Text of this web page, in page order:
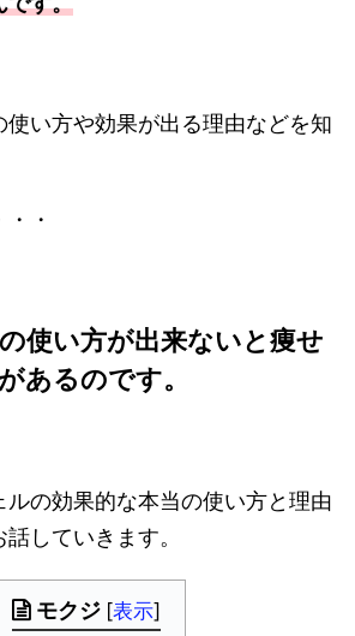
使い方や効果が出る理由などを知
・
使い方が出来ないと痩せ
あるのです。
ルの効果的な本当の使い方と理由
していきます。
モクジ [表示]